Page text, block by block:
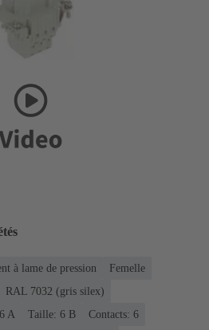
à lame de pression
Femelle
RAL 7032 (gris silex)
A
Taille: 6 B
Contacts: 6